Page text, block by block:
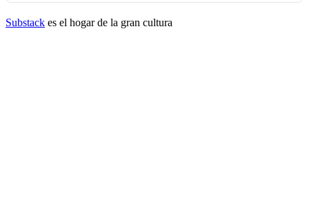
Substack es el hogar de la gran cultura